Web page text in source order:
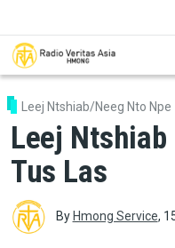
Leej Ntshiab/Neeg Nto Npe
Leej Ntshiab
Tus Las
By Hmong Service,